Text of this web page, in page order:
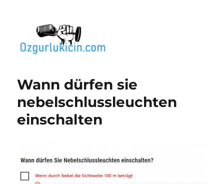
Wann dürfen sie
nebelschlussleuchten
einschalten